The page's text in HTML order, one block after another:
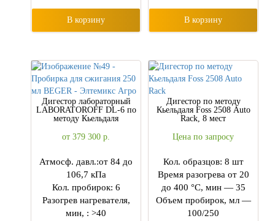
В корзину В корзину
Дигестор лабораторный
LABORATOROFF DL-6 по
методу Кьельдаля
от 379 300 р.
Атмосф. давл.:от 84 до
106,7 кПа
Кол. пробирок: 6
Разогрев нагревателя,
мин, : >40
Дигестор по методу
Кьельдаля Foss 2508 Auto
Rack, 8 мест
Цена по запросу
Кол. образцов: 8 шт
Время разогрева от 20
до 400 °С, мин — 35
Объем пробирок, мл —
100/250